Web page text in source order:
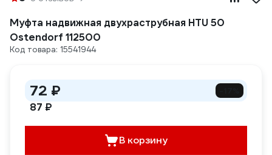
Муфта надвижная двухраструбная HTU 50
Ostendorf 112500
Код товара: 15541944
72 ₽
87 ₽
В корзину